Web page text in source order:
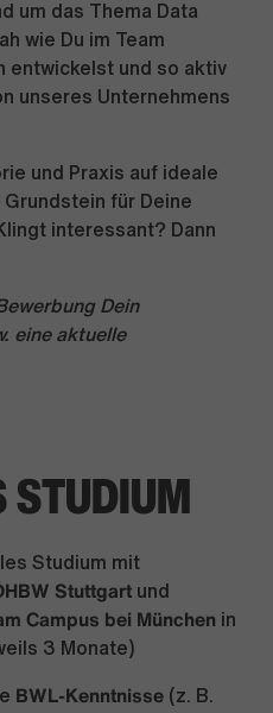
um das Thema Data
wie Du im Team
entwickelst und so aktiv
unseres Unternehmens
und Praxis auf ideale
für Deine
interessant? Dann
Dein
eine aktuelle
STUDIUM
Studium mit
Stuttgart und
Campus bei München in
3 Monate)
BWL-Kenntnisse (z. B.